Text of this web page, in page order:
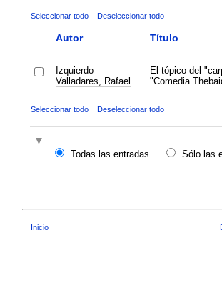
Seleccionar todo Deseleccionar todo
Autor Título
Izquierdo
Valladares, Rafael
El tópico del
"Comedia
Seleccionar todo Deseleccionar todo
Todas las entradas
Sólo las
Inicio